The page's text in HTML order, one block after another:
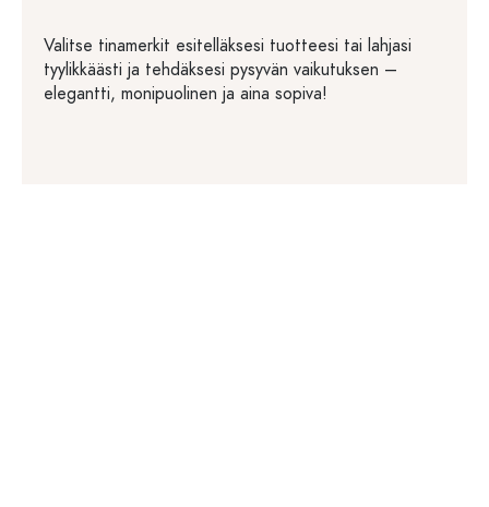
Valitse tinamerkit esitelläksesi tuotteesi tai lahjasi
tyylikkäästi ja tehdäksesi pysyvän vaikutuksen –
elegantti, monipuolinen ja aina sopiva!